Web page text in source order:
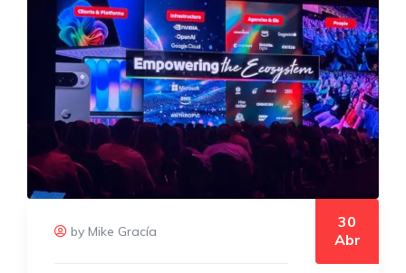
by Mike Gracía
30
Abr